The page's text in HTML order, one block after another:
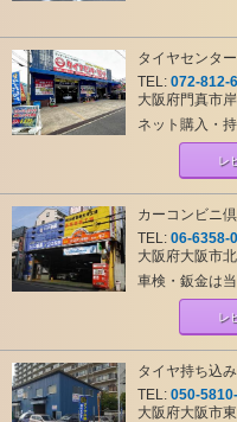
タイヤセンタ
TEL: 072-812-
大阪府門真市
ネット購入・
レ
カーコンビニ
TEL: 06-6358-
大阪府大阪市
車検・鈑金は
レ
タイヤ持ち込
TEL: 050-
大阪府大阪市